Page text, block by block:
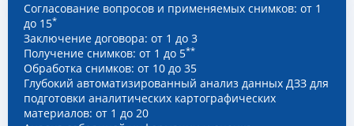
Согласование вопросов и применяемых снимков: от 1
до 15*
Заключение договора: от 1 до 3
Получение снимков: от 1 до 5**
Обработка снимков: от 10 до 35
Глубокий автоматизированный анализ данных ДЗЗ для
подготовки аналитических картографических
материалов: от 1 до 20